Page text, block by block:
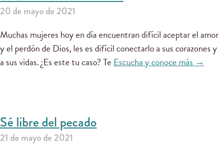
20 de mayo de 2021
Muchas mujeres hoy en día encuentran difícil aceptar el amor
y el perdón de Dios, les es difícil conectarlo a sus corazones y
a sus vidas. ¿Es este tu caso? Te Escucha y conoce más →
Sé libre del pecado
21 de mayo de 2021